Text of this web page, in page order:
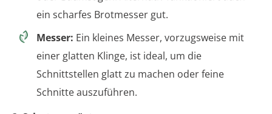
ein scharfes Brotmesser gut.
Messer: Ein kleines Messer, vorzugsweise mit
einer glatten Klinge, ist ideal, um die
Schnittstellen glatt zu machen oder feine
Schnitte auszuführen.